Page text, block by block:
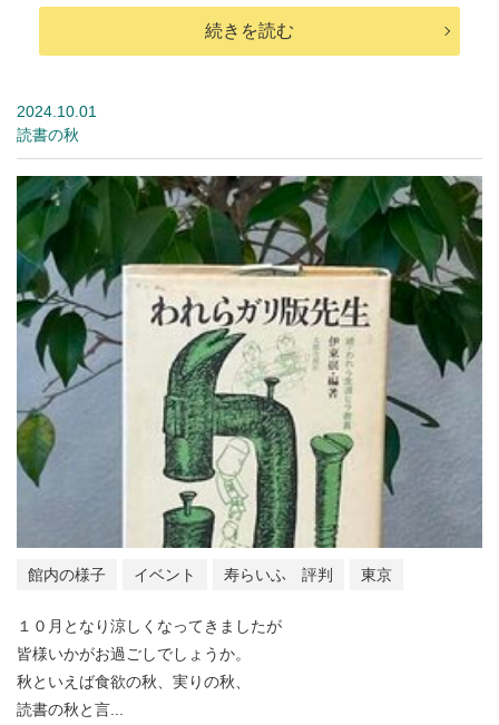
続きを読む
2024.10.01
読書の秋
館内の様子 イベント 寿らいふ 評判 東京
１０月となり涼しくなってきましたが
皆様いかがお過ごしでしょうか。
秋といえば食欲の秋、実りの秋、
読書の秋と言...